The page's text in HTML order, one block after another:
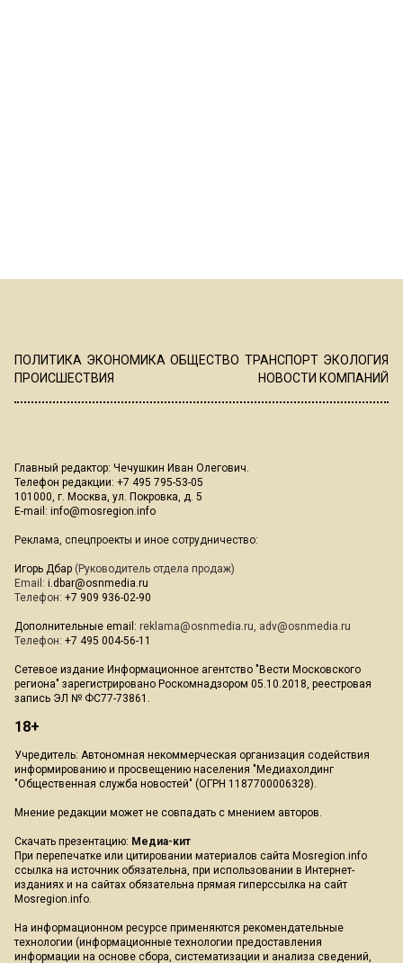
ПОЛИТИКА ЭКОНОМИКА ОБЩЕСТВО ТРАНСПОРТ ЭКОЛОГИЯ
ПРОИСШЕСТВИЯ
НОВОСТИ КОМПАНИЙ
Главный редактор: Чечушкин Иван Олегович.
Телефон редакции: +7 495 795-53-05
101000, г. Москва, ул. Покровка, д. 5
E-mail: info@mosregion.info
Реклама, спецпроекты и иное сотрудничество:
Игорь Дбар (Руководитель отдела продаж)
Email: i.dbar@osnmedia.ru
Телефон: +7 909 936-02-90
Дополнительные email: reklama@osnmedia.ru, adv@osnmedia.ru
Телефон: +7 495 004-56-11
Сетевое издание Информационное агентство "Вести Московского
региона" зарегистрировано Роскомнадзором 05.10.2018, реестровая
запись ЭЛ № ФС77-73861.
18+
Учредитель: Автономная некоммерческая организация содействия
информированию и просвещению населения "Медиахолдинг
"Общественная служба новостей" (ОГРН 1187700006328).
Мнение редакции может не совпадать с мнением авторов.
Скачать презентацию: Медиа-кит
При перепечатке или цитировании материалов сайта Mosregion.info
ссылка на источник обязательна, при использовании в Интернет-
изданиях и на сайтах обязательна прямая гиперссылка на сайт
Mosregion.info.
На информационном ресурсе применяются рекомендательные
технологии (информационные технологии предоставления
информации на основе сбора, систематизации и анализа сведений,